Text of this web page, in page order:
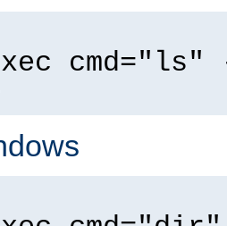
cmd="ls"